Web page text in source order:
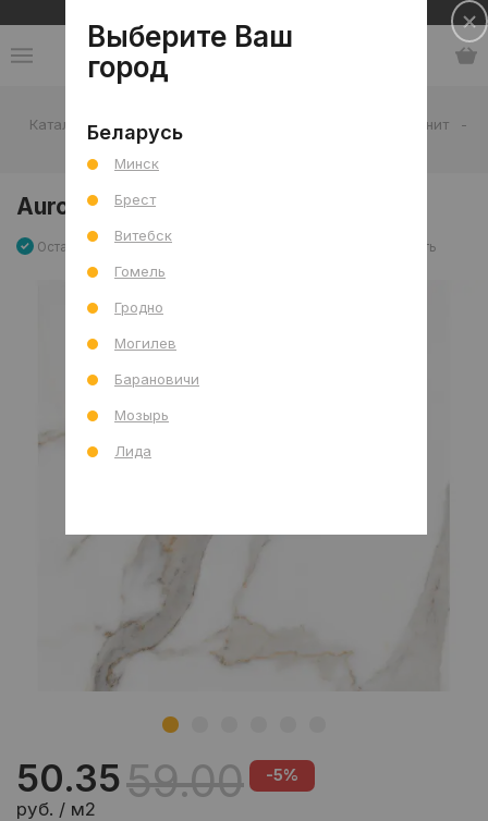
Каталог - Керамогранит
-
Aurora Statuario Pol (G) 80x80 R
Aurora Statuario Pol (G) 80x80 R
Остаток 109.44 м2 Сравнить
50.35
руб. / м2
59.00 -5%
Выберите Ваш
город
Беларусь
Минск
Брест
Витебск
Гомель
Гродно
Могилев
Барановичи
Мозырь
Лида